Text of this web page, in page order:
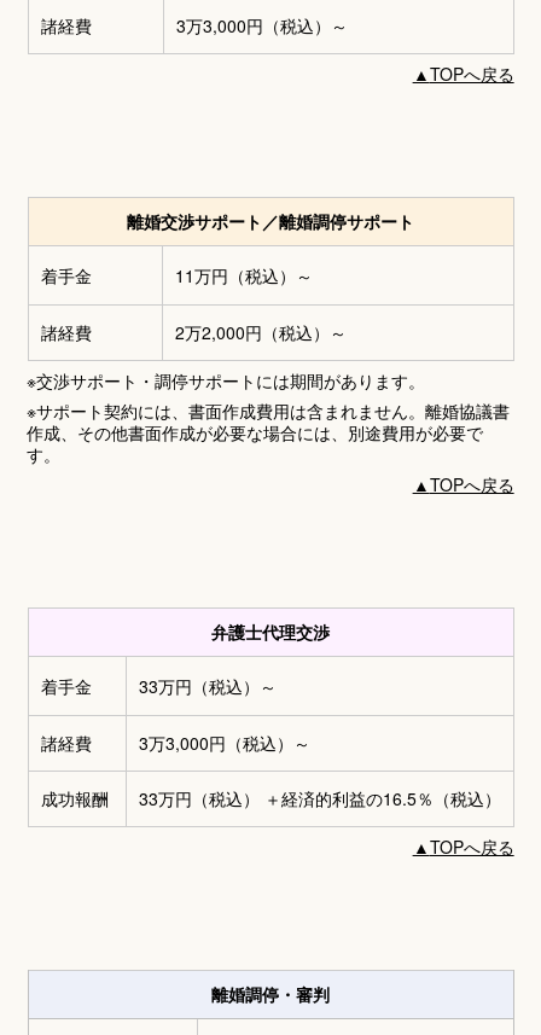
諸経費 3万3,000円 （税込）～
▲TOPへ戻る
離婚交渉サポート／離婚調停サポート
着手金 11万円 （税込）～
諸経費 2万2,000円 （税込）～
※交渉サポート・調停サポートには期間があります。
※サポート契約には、書面作成費用は含まれません。離婚協議書
作成、その他書面作成が必要な場合には、別途費用が必要で
す。
▲TOPへ戻る
弁護士代理交渉
着手金 33万円 （税込）～
諸経費 3万3,000円 （税込）～
成功報酬 33万円 （税込） ＋経済的利益の16.5％（税込）
▲TOPへ戻る
離婚調停・審判